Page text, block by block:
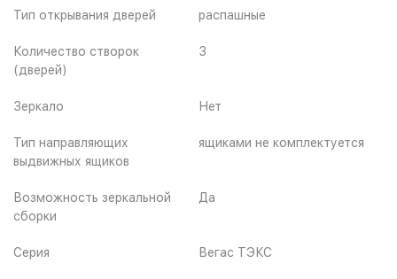
Тип открывания дверей распашные
Количество створок
(дверей)
3
Зеркало Нет
Тип направляющих
выдвижных ящиков
ящиками не комплектуется
Возможность зеркальной
сборки
Да
Серия Вегас ТЭКС